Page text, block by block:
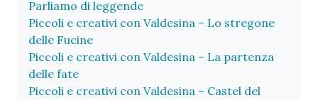
Parliamo di leggende
Piccoli e creativi con Valdesina – Lo stregone
delle Fucine
Piccoli e creativi con Valdesina – La partenza
delle fate
Piccoli e creativi con Valdesina – Castel del